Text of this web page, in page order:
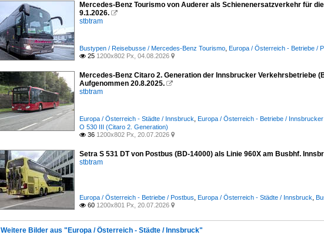
Mercedes-Benz Tourismo von Auderer als Schienenersatzverkehr für
9.1.2026. 
stbtram
Bustypen / Reisebusse / Mercedes-Benz Tourismo Europa / Österreich - Betriebe /
 25 1200x802 Px, 04.08.2026 
Mercedes-Benz Citaro 2. Generation der Innsbrucker Verkehrsbetriebe
Aufgenommen 20.8.2025. 
stbtram
Europa / Österreich - Städte / Innsbruck Europa / Österreich - Betriebe /
O 530 III (Citaro 2. Generation)
 36 1200x802 Px, 20.07.2026 
Setra S 531 DT von Postbus (BD-14000) als Linie 960X am Busbhf.
stbtram
Europa / Österreich - Betriebe / Postbus Europa / Österreich - Städte / Innsbruck
 60 1200x801 Px, 20.07.2026 
Weitere Bilder aus "Europa / Österreich - Städte / Innsbruck"